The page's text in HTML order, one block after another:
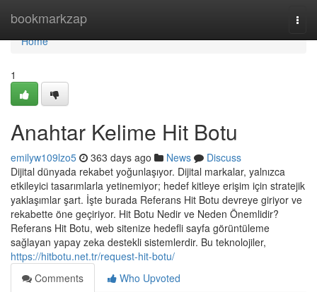
bookmarkzap
Home
Home
1
Anahtar Kelime Hit Botu
emilyw109lzo5 363 days ago News
Discuss
Dijital dünyada rekabet yoğunlaşıyor. Dijital markalar, yalnızca
etkileyici tasarımlarla yetinemiyor; hedef kitleye erişim için stratejik
yaklaşımlar şart. İşte burada Referans Hit Botu devreye giriyor ve
rekabette öne geçiriyor. Hit Botu Nedir ve Neden Önemlidir?
Referans Hit Botu, web sitenize hedefli sayfa görüntüleme
sağlayan yapay zeka destekli sistemlerdir. Bu teknolojiler,
https://hitbotu.net.tr/request-hit-botu/
Comments
Who Upvoted